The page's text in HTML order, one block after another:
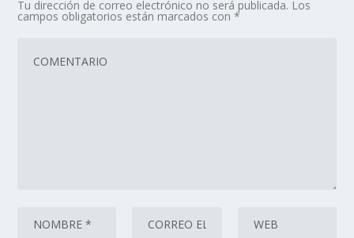
Tu dirección de correo electrónico no será publicada. Los
campos obligatorios están marcados con*